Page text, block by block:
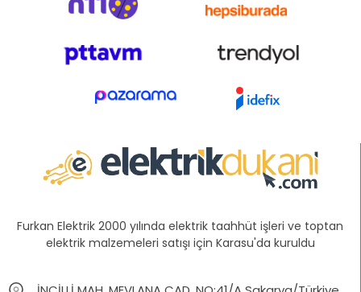
Furkan Elektrik 2000 yılında elektrik taahhüt işleri ve toptan
elektrik malzemeleri satışı için Karasu'da kuruldu